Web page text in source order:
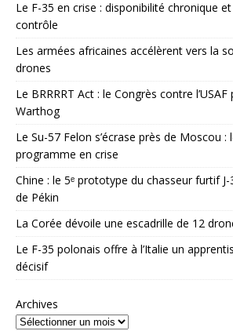
Le F-35 en crise : disponibilité chronique
contrôle
Les armées africaines accélèrent vers la
drones
Le BRRRRT Act : le Congrès contre
Warthog
Le Su-57 Felon s’écrase près de Moscou :
programme en crise
Chine : le 5ᵉ prototype du chasseur furtif J-
de Pékin
La Corée dévoile une escadrille de 12
Le F-35 polonais offre à l’Italie un
décisif
Archives